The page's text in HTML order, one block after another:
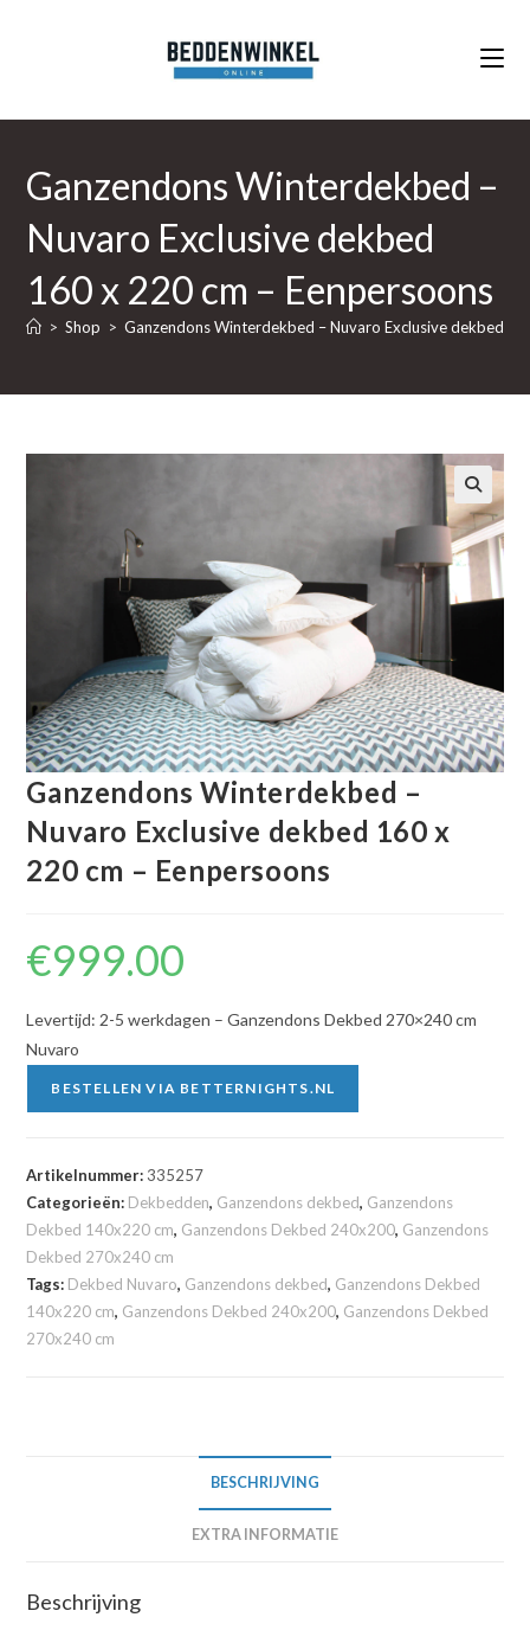
Ganzendons Winterdekbed –
Nuvaro Exclusive dekbed
160 x 220 cm – Eenpersoons
> Shop > Ganzendons Winterdekbed – Nuvaro Exclusive dekbed
🔍
Ganzendons Winterdekbed –
Nuvaro Exclusive dekbed 160 x
220 cm – Eenpersoons
€999.00
Levertijd: 2-5 werkdagen – Ganzendons Dekbed 270×240 cm
Nuvaro
BESTELLEN VIA BETTERNIGHTS.NL
Artikelnummer: 335257
Categorieën: Dekbedden, Ganzendons dekbed, Ganzendons
Dekbed 140x220 cm, Ganzendons Dekbed 240x200, Ganzendons
Dekbed 270x240 cm
Tags: Dekbed Nuvaro, Ganzendons dekbed, Ganzendons Dekbed
140x220 cm, Ganzendons Dekbed 240x200, Ganzendons Dekbed
270x240 cm
BESCHRIJVING
EXTRA INFORMATIE
Beschrijving